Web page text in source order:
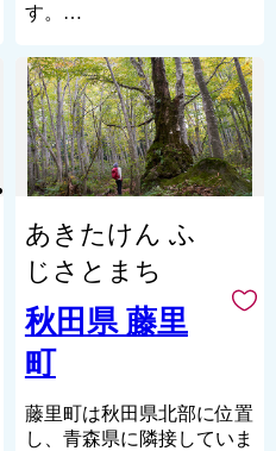
とができます。
この機会に「美郷町」に少
しでも興味を持っていただ
き、美郷町の豊かな自然か
ら生まれた特産品をご堪能
いただければと思います。
実際に豊かな自然や食文化
り身近に感じることもでき
ますので、是非一度美郷町
へお越しください。
す。
と日本海までの直線距離は
わずか16kmしかなく、海
と山に抱かれた世界的にも
珍しい地域です。
新鮮な海の幸や山の幸、そ
れらの恵みを活かした様々
に、海と山の恵みを余すこ
となくお届けします。
あきたけん ふ
じさとまち
秋田県 藤里
町
藤里町は秋田県北部に位置
し、青森県に隣接していま